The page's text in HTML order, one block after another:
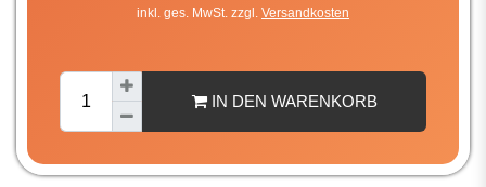
inkl. ges. MwSt. zzgl. Versandkosten
IN DEN WARENKORB